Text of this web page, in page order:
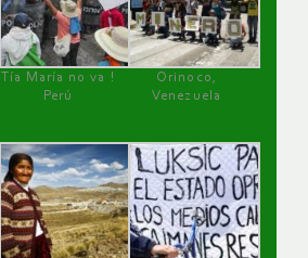
Tía María no va !
Perú
Orinoco,
Venezuela